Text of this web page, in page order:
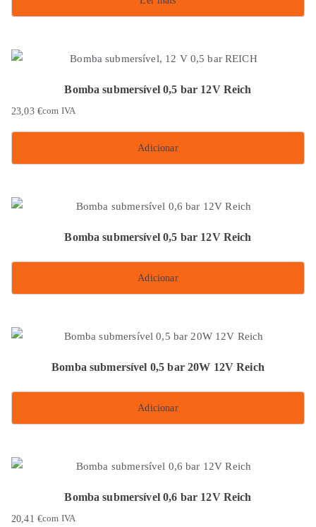
Bomba submersível 0,5 bar 12V Reich
23,03 €com IVA
Adicionar
Bomba submersível 0,5 bar 12V Reich
Adicionar
Bomba submersível 0,5 bar 20W 12V Reich
Adicionar
Bomba submersível 0,6 bar 12V Reich
20,41 €com IVA